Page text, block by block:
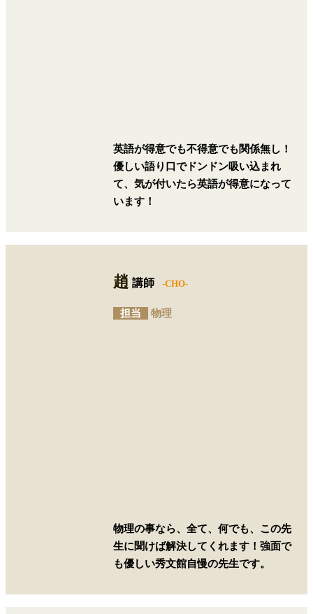
英語が得意でも不得意でも関係無し！
優しい語り口でドンドン吸い込まれ
て、気が付いたら英語が得意になって
います！
趙 講師 -CHO-
担当 物理
物理の事なら、全て、何でも、この先
生に聞けば解決してくれます！強面で
も優しい秀文館自慢の先生です。